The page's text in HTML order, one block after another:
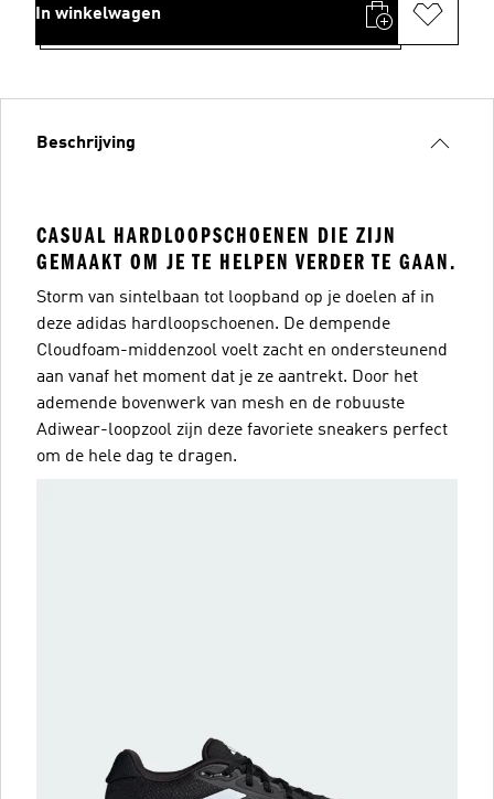
In winkelwagen
Beschrijving
CASUAL HARDLOOPSCHOENEN DIE ZIJN
GEMAAKT OM JE TE HELPEN VERDER TE GAAN.
Storm van sintelbaan tot loopband op je doelen af in
deze adidas hardloopschoenen. De dempende
Cloudfoam-middenzool voelt zacht en ondersteunend
aan vanaf het moment dat je ze aantrekt. Door het
ademende bovenwerk van mesh en de robuuste
Adiwear-loopzool zijn deze favoriete sneakers perfect
om de hele dag te dragen.